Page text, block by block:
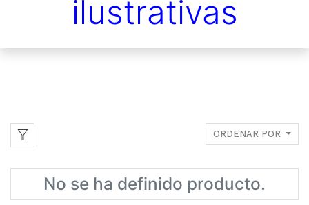
ilustrativas
ORDENAR POR
No se ha definido producto.